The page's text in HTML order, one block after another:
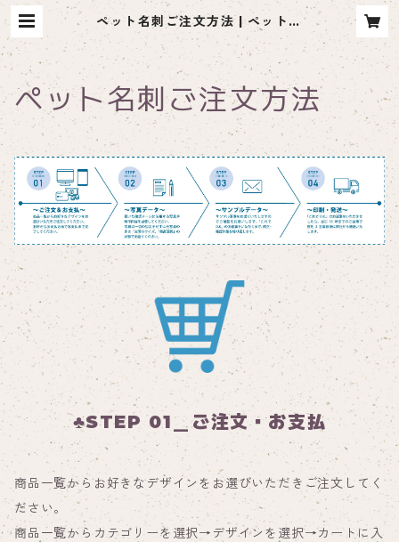
ペット名刺ご注文方法 | ペット名
刺 moco me（モコミー）
ペット名刺ご注文方法
♣STEP 01＿ご注文・お支払
商品一覧からお好きなデザインをお選びいただきご注文してく
ださい。
商品一覧からカテゴリーを選択→デザインを選択→カートに入